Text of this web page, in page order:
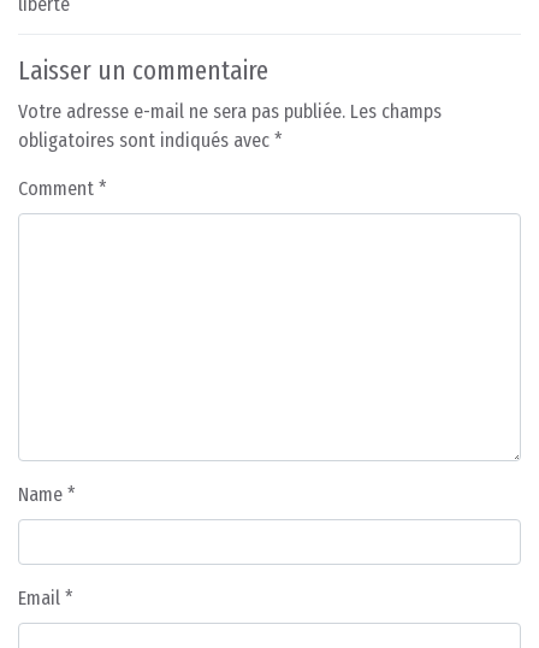
Laisser un commentaire
Votre adresse e-mail ne sera pas publiée. Les champs
obligatoires sont indiqués avec *
Comment *
Name *
Email *